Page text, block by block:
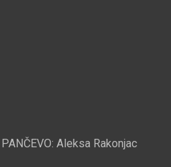
Aleksa Rakonjac